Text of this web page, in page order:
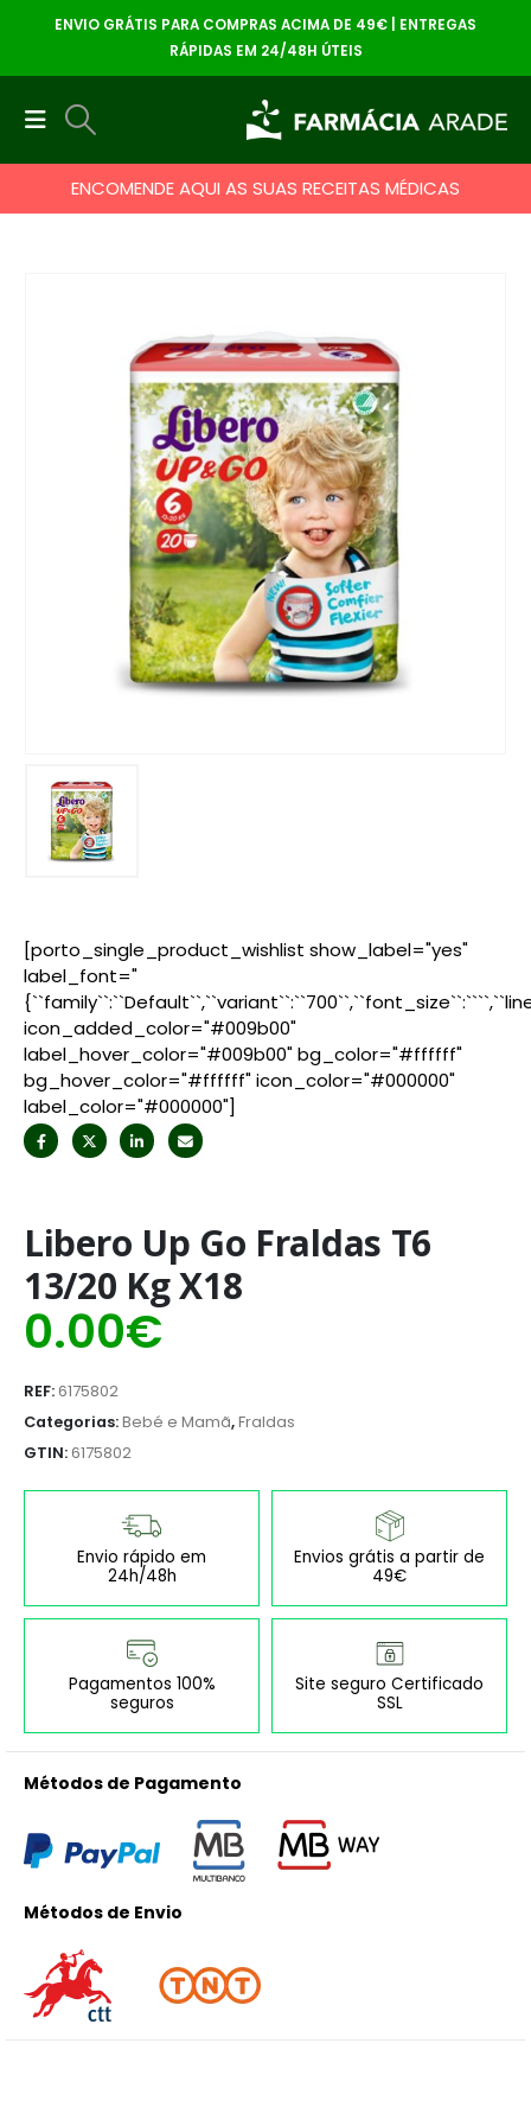
ENVIO GRÁTIS PARA COMPRAS ACIMA DE 49€ | ENTREGAS
RÁPIDAS EM 24/48H ÚTEIS
ENCOMENDE AQUI AS SUAS RECEITAS MÉDICAS
[porto_single_product_wishlist show_label="yes"
label_font="
icon_added_color="#009b00"
label_hover_color="#009b00" bg_color="#ffffff"
bg_hover_color="#ffffff" icon_color="#000000"
label_color="#000000"]
Libero Up Go Fraldas T6
13/20 Kg X18
0.00€
REF:6175802
Categorias:Bebé e Mamã,Fraldas
GTIN:6175802
Envio rápido em
24h/48h
Envios grátis a partir de
49€
Pagamentos 100%
seguros
Site seguro Certificado
SSL
Métodos de Pagamento
Métodos de Envio